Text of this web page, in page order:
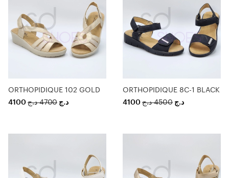
ORTHOPIDIQUE 102 GOLD
4100
د.ج 4700 د.ج
ORTHOPIDIQUE 8C-1 BLACK
4100
د.ج 4500 د.ج